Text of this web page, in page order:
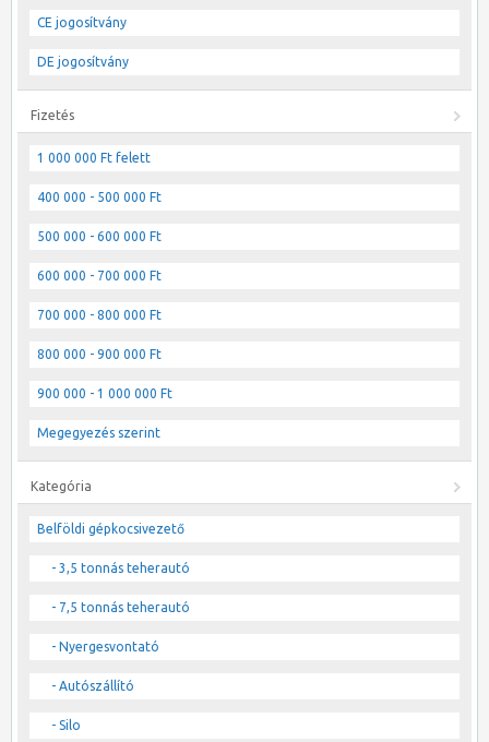
CE jogosítvány
DE jogosítvány
Fizetés
1 000 000 Ft felett
400 000 - 500 000 Ft
500 000 - 600 000 Ft
600 000 - 700 000 Ft
700 000 - 800 000 Ft
800 000 - 900 000 Ft
900 000 - 1 000 000 Ft
Megegyezés szerint
Kategória
Belföldi gépkocsivezető
- 3,5 tonnás teherautó
- 7,5 tonnás teherautó
- Nyergesvontató
- Autószállító
- Silo